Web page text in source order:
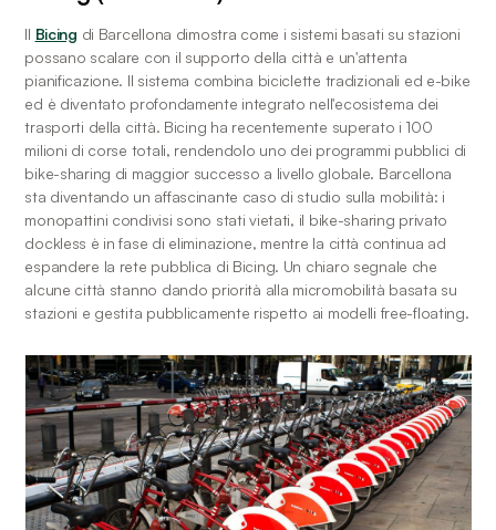
Il Bicing di Barcellona dimostra come i sistemi basati su stazioni
possano scalare con il supporto della città e un'attenta
pianificazione. Il sistema combina biciclette tradizionali ed e-bike
ed è diventato profondamente integrato nell'ecosistema dei
trasporti della città. Bicing ha recentemente superato i 100
milioni di corse totali, rendendolo uno dei programmi pubblici di
bike-sharing di maggior successo a livello globale. Barcellona
sta diventando un affascinante caso di studio sulla mobilità: i
monopattini condivisi sono stati vietati, il bike-sharing privato
dockless è in fase di eliminazione, mentre la città continua ad
espandere la rete pubblica di Bicing. Un chiaro segnale che
alcune città stanno dando priorità alla micromobilità basata su
stazioni e gestita pubblicamente rispetto ai modelli free-floating.